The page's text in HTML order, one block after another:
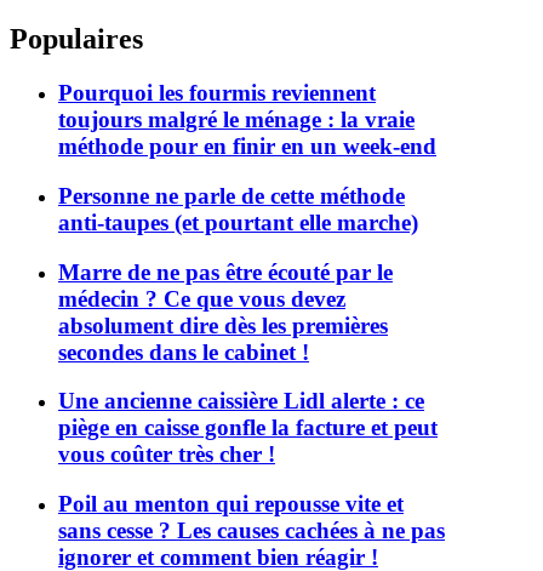
Populaires
Pourquoi les fourmis reviennent
toujours malgré le ménage : la vraie
méthode pour en finir en un week-end
Personne ne parle de cette méthode
anti-taupes (et pourtant elle marche)
Marre de ne pas être écouté par le
médecin ? Ce que vous devez
absolument dire dès les premières
secondes dans le cabinet !
Une ancienne caissière Lidl alerte : ce
piège en caisse gonfle la facture et peut
vous coûter très cher !
Poil au menton qui repousse vite et
sans cesse ? Les causes cachées à ne pas
ignorer et comment bien réagir !